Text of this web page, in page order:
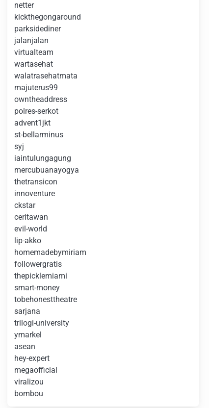
netter
kickthegongaround
parksidediner
jalanjalan
virtualteam
wartasehat
walatrasehatmata
majuterus99
owntheaddress
polres-serkot
advent1jkt
st-bellarminus
syj
iaintulungagung
mercubuanayogya
thetransicon
innoventure
ckstar
ceritawan
evil-world
lip-akko
homemadebymiriam
followergratis
thepicklemiami
smart-money
tobehonesttheatre
sarjana
trilogi-university
ymarkel
asean
hey-expert
megaofficial
viralizou
bombou